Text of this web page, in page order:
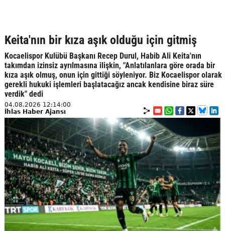
Keita'nın bir kıza aşık olduğu için gitmiş
Kocaelispor Kulübü Başkanı Recep Durul, Habib Ali Keita'nın
takımdan izinsiz ayrılmasına ilişkin, "Anlatılanlara göre orada bir
kıza aşık olmuş, onun için gittiği söyleniyor. Biz Kocaelispor olarak
gerekli hukuki işlemleri başlatacağız ancak kendisine biraz süre
verdik" dedi
04.08.2026 12:14:00
İhlas Haber Ajansı